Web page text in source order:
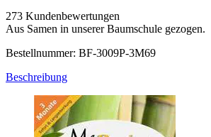
273 Kundenbewertungen
Aus Samen in unserer Baumschule gezogen.
Bestellnummer: BF-3009P-3M69
Beschreibung